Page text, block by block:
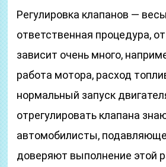
Регулировка клапанов —
ответственная процедура,
зависит очень много,
работа мотора, расход
нормальный запуск
отрегулировать клапана
автомобилисты,
доверяют выполнение этой